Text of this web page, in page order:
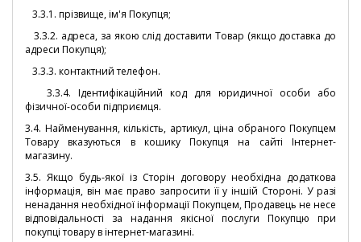
3.3.1. прізвище, ім'я Покупця;
3.3.2. адреса, за якою слід доставити Товар (якщо доставка до
адреси Покупця);
3.3.3. контактний телефон.
3.3.4. Ідентифікаційний код для юридичної особи або
фізичної-особи підприємця.
3.4. Найменування, кількість, артикул, ціна обраного Покупцем
Товару вказуються в кошику Покупця на сайті Інтернет-
магазину.
3.5. Якщо будь-якої із Сторін договору необхідна додаткова
інформація, він має право запросити її у іншій Стороні. У разі
ненадання необхідної інформації Покупцем, Продавець не несе
відповідальності за надання якісної послуги Покупцю при
покупці товару в інтернет-магазині.